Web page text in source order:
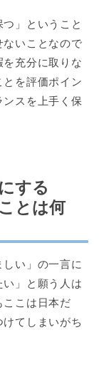
」ということ
ないことなので
充分に取りな
を評価ポイン
ンスを上手く保
にする
とは何
しい」の一言に
」と願う人は
ここは日本だ
てしまいがち